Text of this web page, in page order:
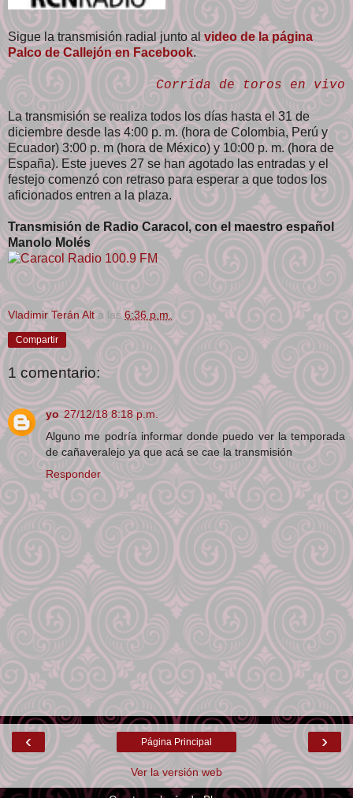
Sigue la transmisión radial junto alvideo de la página
Palco de Callejón en Facebook.
Corrida de toros en vivo
La transmisión se realiza todos los días hasta el 31 de
diciembre desde las 4:00 p. m. (hora de Colombia, Perú y
Ecuador) 3:00 p. m (hora de México) y 10:00 p. m. (hora de
España). Este jueves 27 se han agotado las entradas y el
festejo comenzó con retraso para esperar a que todos los
aficionados entren a la plaza.
Transmisión de Radio Caracol, con el maestro español
Manolo Molés
Vladimir Terán Alt a las 6:36 p.m.
Compartir
1 comentario:
yo 27/12/18 8:18 p.m.
Alguno me podría informar donde puedo ver la temporada
de cañaveralejo ya que acá se cae la transmisión
Responder
‹ ›
Página Principal
Ver la versión web